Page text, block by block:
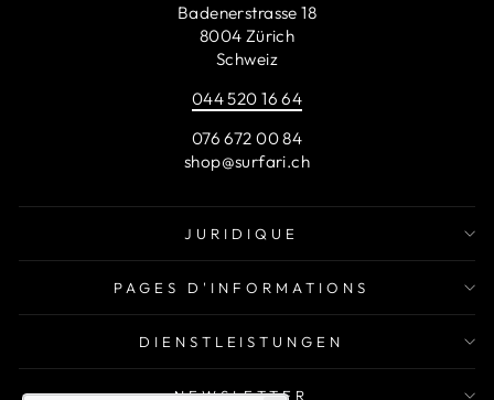
Badenerstrasse 18
8004 Zürich
Schweiz
044 520 16 64
076 672 00 84
shop@surfari.ch
JURIDIQUE
PAGES D'INFORMATIONS
DIENSTLEISTUNGEN
NEWSLETTER